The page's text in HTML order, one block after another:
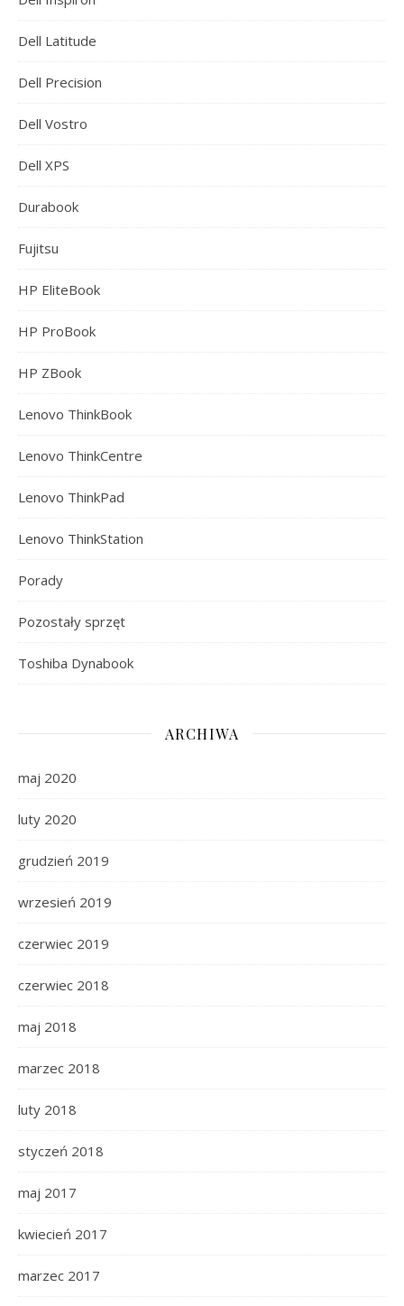
Dell Latitude
Dell Precision
Dell Vostro
Dell XPS
Durabook
Fujitsu
HP EliteBook
HP ProBook
HP ZBook
Lenovo ThinkBook
Lenovo ThinkCentre
Lenovo ThinkPad
Lenovo ThinkStation
Porady
Pozostały sprzęt
Toshiba Dynabook
ARCHIWA
maj 2020
luty 2020
grudzień 2019
wrzesień 2019
czerwiec 2019
czerwiec 2018
maj 2018
marzec 2018
luty 2018
styczeń 2018
maj 2017
kwiecień 2017
marzec 2017